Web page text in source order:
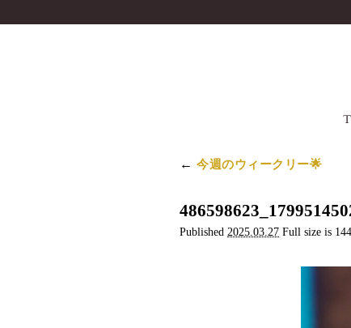
← 今週のウィークリー🌟
Published 2025.03.27 Full size is